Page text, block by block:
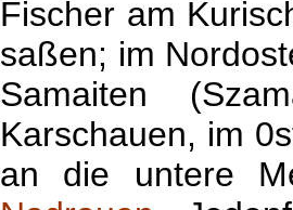
Fischer am
saßen; im
Samaiten
Karschauen, im
an die untere